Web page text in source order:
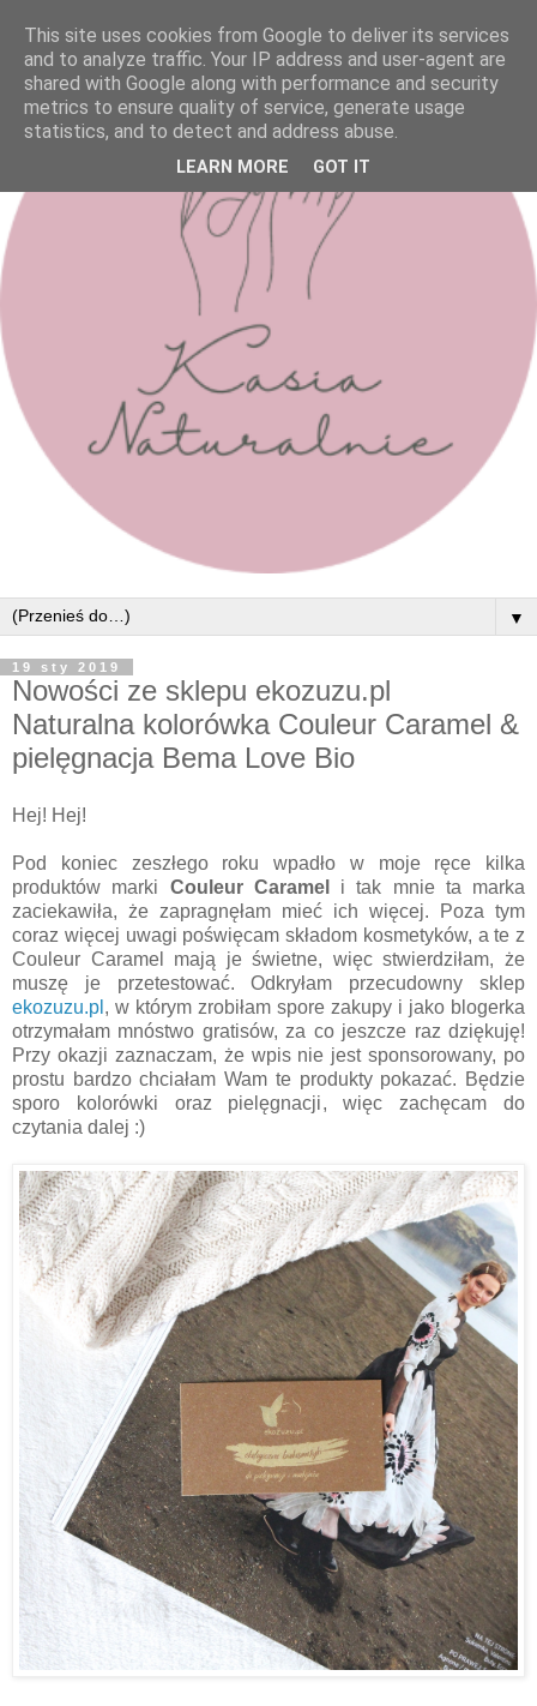
▼
19 sty 2019
Nowości ze sklepu ekozuzu.pl
Naturalna kolorówka Couleur Caramel &
pielęgnacja Bema Love Bio
Hej! Hej!
Pod koniec zeszłego roku wpadło w moje ręce kilka
produktów marki Couleur Caramel
i tak mnie ta marka
zaciekawiła, że zapragnęłam mieć ich więcej. Poza tym
coraz więcej uwagi poświęcam składom kosmetyków, a te z
Couleur Caramel mają je świetne, więc stwierdziłam, że
muszę je przetestować. Odkryłam przecudowny sklep
ekozuzu.pl , w którym zrobiłam spore zakupy i jako blogerka
otrzymałam mnóstwo gratisów, za co jeszcze raz dziękuję!
Przy okazji zaznaczam, że wpis nie jest sponsorowany, po
prostu bardzo chciałam Wam te produkty pokazać. Będzie
sporo kolorówki oraz pielęgnacji, więc zachęcam do
czytania dalej :)
This site uses cookies from Google to deliver its services
and to analyze traffic. Your IP address and user-agent are
shared with Google along with performance and security
metrics to ensure quality of service, generate usage
statistics, and to detect and address abuse.
LEARN MORE GOT IT